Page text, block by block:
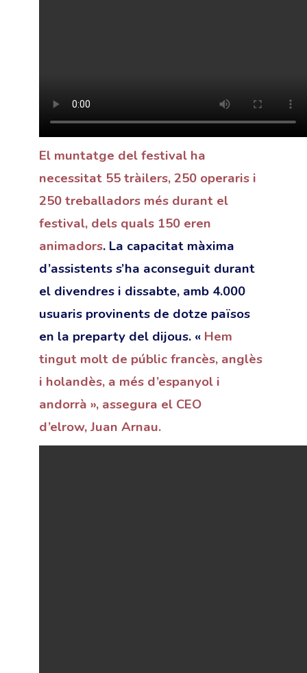
El muntatge del festival ha
necessitat 55 tràilers, 250 operaris i
250 treballadors més durant el
festival, dels quals 150 eren
animadors. La capacitat màxima
d’assistents s’ha aconseguit durant
el divendres i dissabte, amb 4.000
usuaris provinents de dotze països
en la preparty del dijous. « Hem
tingut molt de públic francès, anglès
i holandès, a més d’espanyol i
andorrà », assegura el CEO
d’elrow, Juan Arnau.